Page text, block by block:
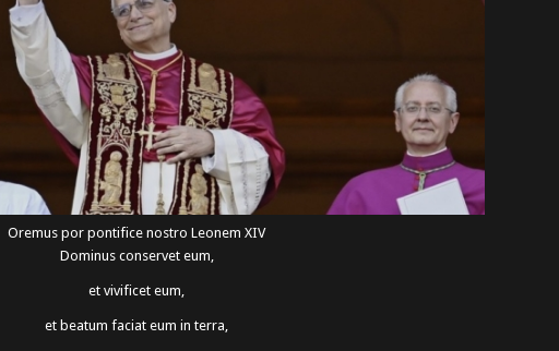
Oremus por pontifice nostro Leonem XIV
Dominus conservet eum,
et vivificet eum,
et beatum faciat eum in terra,